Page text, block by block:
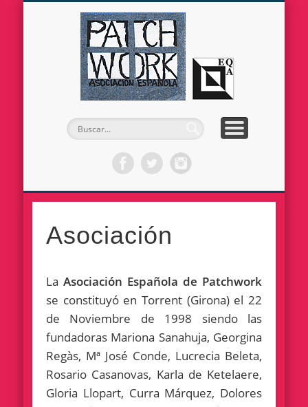
LA ASOCIACIÓN
EL PATCHWORK
DESTACADOS
ACTUALIDAD
SOY SOCIA/O
HAZTE SOCI@
CONTACTO
GALERÍA
Asociación
La Asociación Española de Patchwork
se constituyó en Torrent (Girona) el 22
de Noviembre de 1998 siendo las
fundadoras Mariona Sanahuja, Georgina
Regàs, Mª José Conde, Lucrecia Beleta,
Rosario Casanovas, Karla de Ketelaere,
Gloria Llopart, Curra Márquez, Dolores